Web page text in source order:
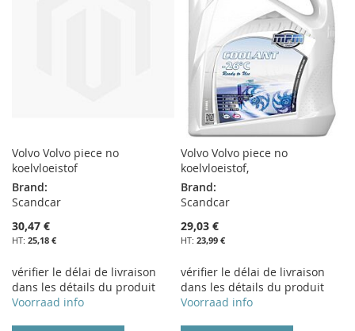
Volvo Volvo piece no
koelvloeistof
Brand:
Scandcar
30,47 €
25,18 €
vérifier le délai de livraison
dans les détails du produit
Voorraad info
Volvo Volvo piece no
koelvloeistof,
Brand:
Scandcar
29,03 €
23,99 €
vérifier le délai de livraison
dans les détails du produit
Voorraad info